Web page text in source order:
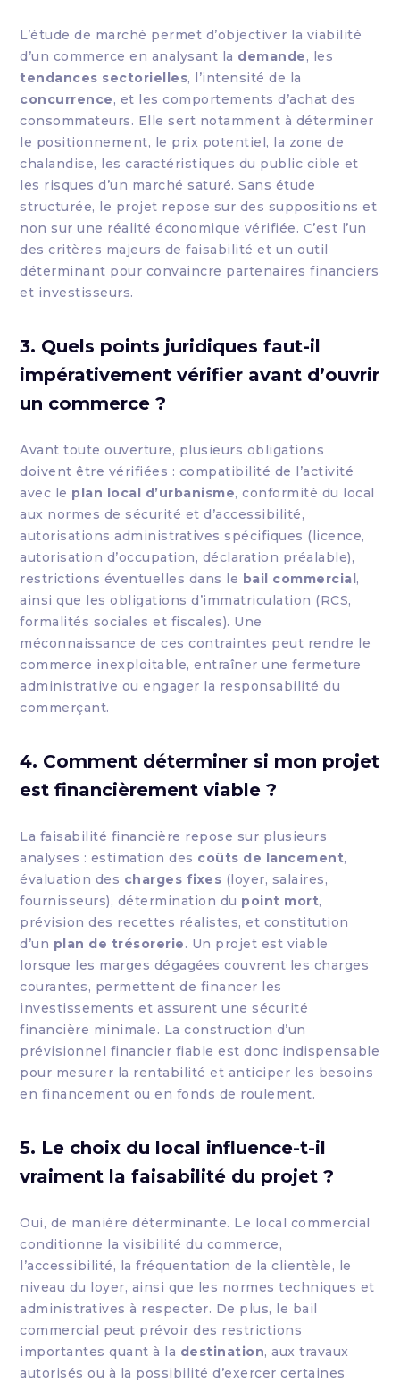
L’étude de marché permet d’objectiver la viabilité
d’un commerce en analysant la demande, les
tendances sectorielles, l’intensité de la
concurrence, et les comportements d’achat des
consommateurs. Elle sert notamment à déterminer
le positionnement, le prix potentiel, la zone de
chalandise, les caractéristiques du public cible et
les risques d’un marché saturé. Sans étude
structurée, le projet repose sur des suppositions et
non sur une réalité économique vérifiée. C’est l’un
des critères majeurs de faisabilité et un outil
déterminant pour convaincre partenaires financiers
et investisseurs.
3. Quels points juridiques faut-il
impérativement vérifier avant d’ouvrir
un commerce ?
Avant toute ouverture, plusieurs obligations
doivent être vérifiées : compatibilité de l’activité
avec le plan local d’urbanisme, conformité du local
aux normes de sécurité et d’accessibilité,
autorisations administratives spécifiques (licence,
autorisation d’occupation, déclaration préalable),
restrictions éventuelles dans le bail commercial,
ainsi que les obligations d’immatriculation (RCS,
formalités sociales et fiscales). Une
méconnaissance de ces contraintes peut rendre le
commerce inexploitable, entraîner une fermeture
administrative ou engager la responsabilité du
commerçant.
4. Comment déterminer si mon projet
est financièrement viable ?
La faisabilité financière repose sur plusieurs
analyses : estimation des coûts de lancement,
évaluation des charges fixes (loyer, salaires,
fournisseurs), détermination du point mort,
prévision des recettes réalistes, et constitution
d’un plan de trésorerie. Un projet est viable
lorsque les marges dégagées couvrent les charges
courantes, permettent de financer les
investissements et assurent une sécurité
financière minimale. La construction d’un
prévisionnel financier fiable est donc indispensable
pour mesurer la rentabilité et anticiper les besoins
en financement ou en fonds de roulement.
5. Le choix du local influence-t-il
vraiment la faisabilité du projet ?
Oui, de manière déterminante. Le local commercial
conditionne la visibilité du commerce,
l’accessibilité, la fréquentation de la clientèle, le
niveau du loyer, ainsi que les normes techniques et
administratives à respecter. De plus, le bail
commercial peut prévoir des restrictions
importantes quant à la destination, aux travaux
autorisés ou à la possibilité d’exercer certaines